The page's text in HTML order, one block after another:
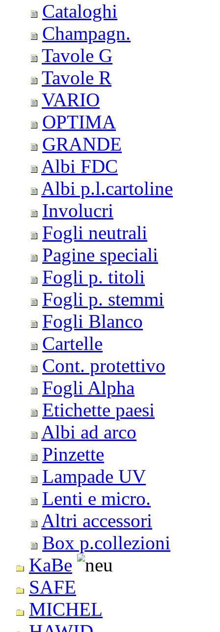
Cataloghi
Champagn.
Tavole G
Tavole R
VARIO
OPTIMA
GRANDE
Albi FDC
Albi p.l.cartoline
Involucri
Fogli neutrali
Pagine speciali
Fogli p. titoli
Fogli p. stemmi
Fogli Blanco
Cartelle
Cont. protettivo
Fogli Alpha
Etichette paesi
Albi ad arco
Pinzette
Lampade UV
Lenti e micro.
Altri accessori
Box p.collezioni
KaBe
SAFE
MICHEL